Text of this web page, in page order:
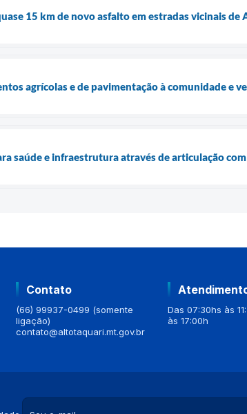
15 km de novo asfalto em estradas vicinais de
agrícolas e de pavimentação à comunidade e
saúde e infraestrutura através de articulação
Contato
(66) 99937-0499 (somente
ligação)
contato@altotaquari.mt.gov.br
Das 07:30hs às
às 17:00h